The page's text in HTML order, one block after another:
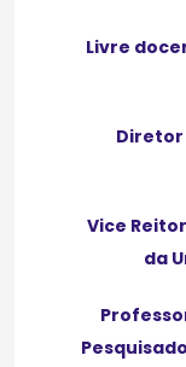
Livre
Diretor
Vice
da